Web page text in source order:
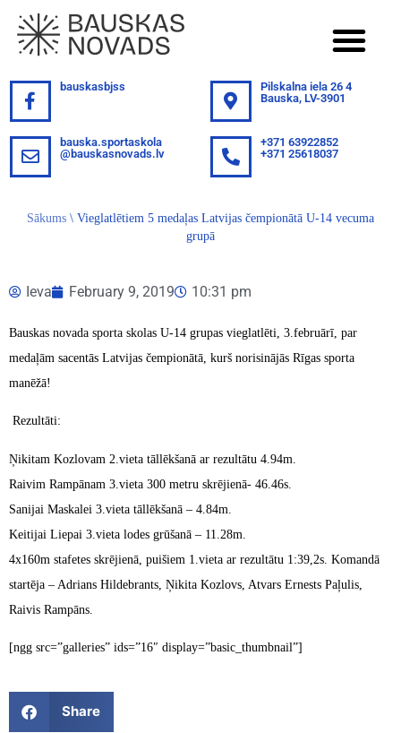
bauskasbjss
Pilskalna iela 26 4
Bauska, LV-3901
bauska.sportaskola
@bauskasnovads.lv
+371 63922852
+371 25618037
Sākums \ Vieglatlētiem 5 medaļas Latvijas čempionātā U-14 vecuma
grupā
Ieva February 9, 2019 10:31 pm
Bauskas novada sporta skolas U-14 grupas vieglatlēti, 3.februārī, par
medaļām sacentās Latvijas čempionātā, kurš norisinājās Rīgas sporta
manēžā!
Rezultāti:
Ņikitam Kozlovam 2.vieta tāllēkšanā ar rezultātu 4.94m.
Raivim Rampānam 3.vieta 300 metru skrējienā- 46.46s.
Sanijai Maskalei 3.vieta tāllēkšanā – 4.84m.
Keitijai Liepai 3.vieta lodes grūšanā – 11.28m.
4x160m stafetes skrējienā, puišiem 1.vieta ar rezultātu 1:39,2s. Komandā
startēja – Adrians Hildebrants, Ņikita Kozlovs, Atvars Ernests Paļulis,
Raivis Rampāns.
[ngg src=”galleries” ids=”16″ display=”basic_thumbnail”]
Share